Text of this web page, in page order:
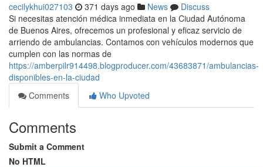
cecilykhui027103 371 days ago News
Discuss
Si necesitas atención médica inmediata en la Ciudad Autónoma
de Buenos Aires, ofrecemos un profesional y eficaz servicio de
arriendo de ambulancias. Contamos con vehículos modernos que
cumplen con las normas de
https://amberpilr914498.blogproducer.com/43683871/ambulancias-
disponibles-en-la-ciudad
Comments
Who Upvoted
Comments
Submit a Comment
No HTML